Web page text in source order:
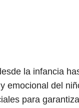
la infancia
emocional del
para